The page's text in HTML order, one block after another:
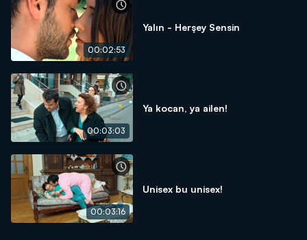
00:02:53
Yalın - Herşey Sensin
00:03:03
Ya kocan, ya ailen!
00:03:16
Unisex bu unisex!